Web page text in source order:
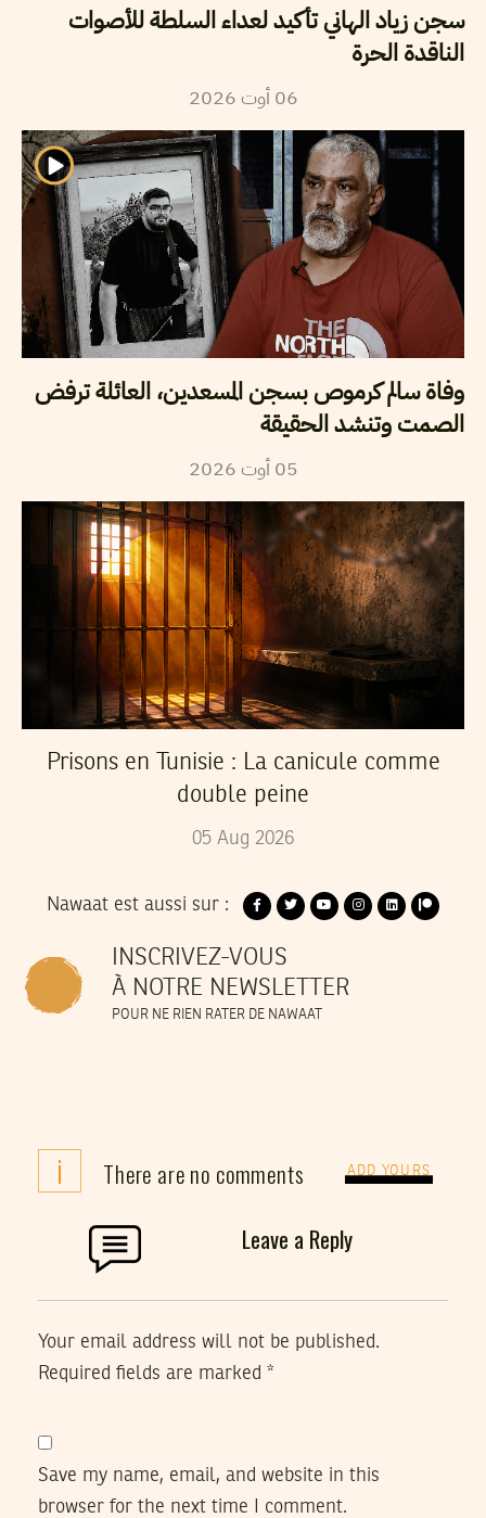
سجن زياد الهاني تأكيد لعداء السلطة للأصوات
الناقدة الحرة
06 أوت2026
وفاة سالم كرموص بسجن المسعدين، العائلة ترفض
الصمت وتنشد الحقيقة
05 أوت2026
Prisons en Tunisie : La canicule comme
double peine
05 Aug 2026
Nawaat est aussi sur :
INSCRIVEZ-VOUS
À NOTRE NEWSLETTER
POUR NE RIEN RATER DE NAWAAT
i There are no comments ADD YOURS
Leave a Reply
Your email address will not be published.
Required fields are marked *
Save my name, email, and website in this
browser for the next time I comment.